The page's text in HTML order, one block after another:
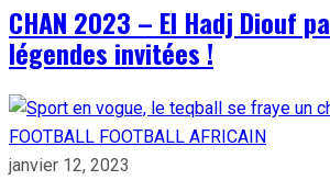
CHAN 2023 – El Hadj Diouf
légendes invitées !
FOOTBALL FOOTBALL AFRICAIN
janvier 12, 2023